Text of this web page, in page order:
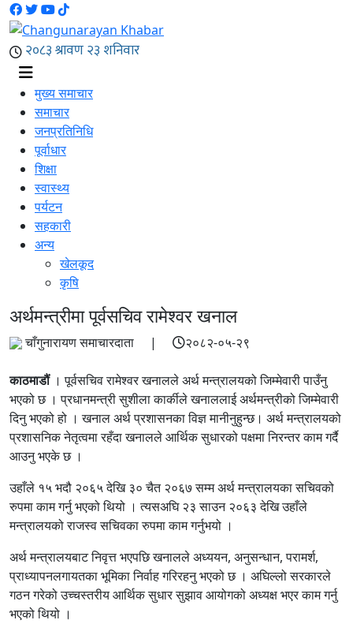
मुख्य समाचार
समाचार
जनप्रतिनिधि
पूर्वाधार
शिक्षा
स्वास्थ्य
पर्यटन
सहकारी
अन्य
खेलकूद
कृषि
अर्थमन्त्रीमा पूर्वसचिव रामेश्वर खनाल
चाँगुनारायण समाचारदाता | २०८२-०५-२९
काठमाडौं । पूर्वसचिव रामेश्वर खनालले अर्थ मन्त्रालयको जिम्मेवारी पाउँनु
भएको छ । प्रधानमन्त्री सुशीला कार्कीले खनाललाई अर्थमन्त्रीको जिम्मेवारी
दिनु भएको हो । खनाल अर्थ प्रशासनका विज्ञ मानीनुहुन्छ। अर्थ मन्त्रालयको
प्रशासनिक नेतृत्वमा रहँदा खनालले आर्थिक सुधारको पक्षमा निरन्तर काम गर्दै
आउनु भएके छ ।
उहाँले १५ भदौ २०६५ देखि ३० चैत २०६७ सम्म अर्थ मन्त्रालयका सचिवको
रुपमा काम गर्नु भएको थियो । त्यसअघि २३ साउन २०६३ देखि उहाँले
मन्त्रालयको राजस्व सचिवका रुपमा काम गर्नुभयो ।
अर्थ मन्त्रालयबाट निवृत्त भएपछि खनालले अध्ययन, अनुसन्धान, परामर्श,
प्राध्यापनलगायतका भूमिका निर्वाह गरिरहनु भएको छ । अघिल्लो सरकारले
गठन गरेको उच्चस्तरीय आर्थिक सुधार सुझाव आयोगको अध्यक्ष भएर काम गर्नु
भएको थियो ।